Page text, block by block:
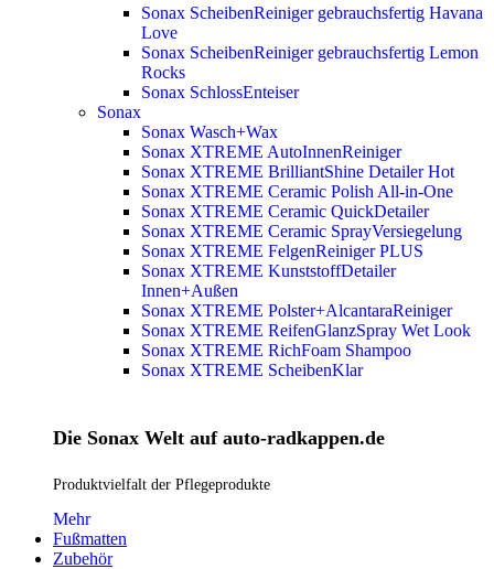
Sonax ScheibenReiniger gebrauchsfertig Havana
Love
Sonax ScheibenReiniger gebrauchsfertig Lemon
Rocks
Sonax SchlossEnteiser
Sonax
Sonax Wasch+Wax
Sonax XTREME AutoInnenReiniger
Sonax XTREME BrilliantShine DetailerHot
Sonax XTREME Ceramic Polish All-in-One
Sonax XTREME Ceramic QuickDetailer
Sonax XTREME Ceramic SprayVersiegelung
Sonax XTREME FelgenReiniger PLUS
Sonax XTREME KunststoffDetailer
Innen+Außen
Sonax XTREME Polster+AlcantaraReiniger
Sonax XTREME ReifenGlanzSpray Wet Look
Sonax XTREME RichFoam Shampoo
Sonax XTREME ScheibenKlar
Die Sonax Welt auf auto-radkappen.de
Produktvielfalt der Pflegeprodukte
Mehr
Fußmatten
Zubehör